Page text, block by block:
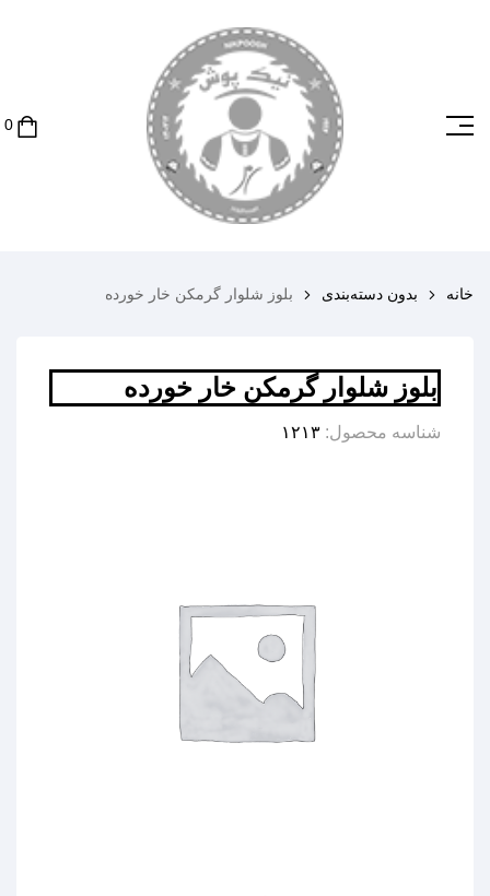
‏0
خانه بدون دسته‌بندی بلوز شلوار گرمکن خار خورده
بلوز شلوار گرمکن خار خورده
شناسه محصول: ۱۲۱۳